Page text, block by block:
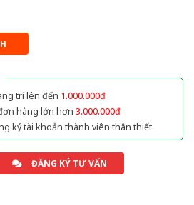
trí lên đến 1.000.000đ
hàng lớn hơn 3.000.000đ
ký tài khoản thành viên thân thiết
ĐĂNG KÝ TƯ VẤN